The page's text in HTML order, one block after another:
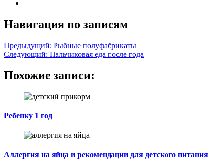
Навигация по записям
Предыдущий: Рыбные полуфабрикаты
Следующий: Пальчиковая еда после года
Похожие записи:
Ребенку 1 год
Аллергия на яйца и рекомендации для детского питания